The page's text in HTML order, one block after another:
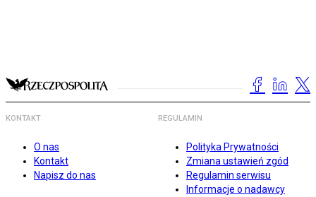
KONTAKT
O nas
Kontakt
Napisz do nas
REGULAMIN
Polityka Prywatności
Zmiana ustawień zgód
Regulamin serwisu
Informacje o nadawcy